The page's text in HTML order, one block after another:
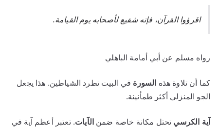
اقرؤوا القرآن، فإنه شفيع لأصحابه يوم القيامة.
رواه مسلم عن أبي أمامة الباهلي
كما أن تلاوة هذه السورة في البيت تطرد الشياطين. هذا يجعل
الجو المنزلي أكثر طمأنينة.
آية الكرسي تحتل مكانة خاصة ضمن الآيات. تعتبر أعظم آية في